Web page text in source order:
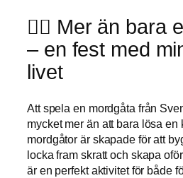
🕵️‍♀️ Mer än bara
– en fest med
livet
Att spela en mordgåta från
mycket mer än att bara lösa en
mordgåtor är skapade för att
locka fram skratt och skapa
är en perfekt aktivitet för både